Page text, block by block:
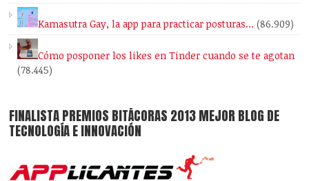
Kamasutra Gay, la app para practicar posturas… (86.909)
Cómo posponer los likes en Tinder cuando se te agotan
(78.445)
FINALISTA PREMIOS BITÁCORAS 2013 MEJOR BLOG DE
TECNOLOGÍA E INNOVACIÓN